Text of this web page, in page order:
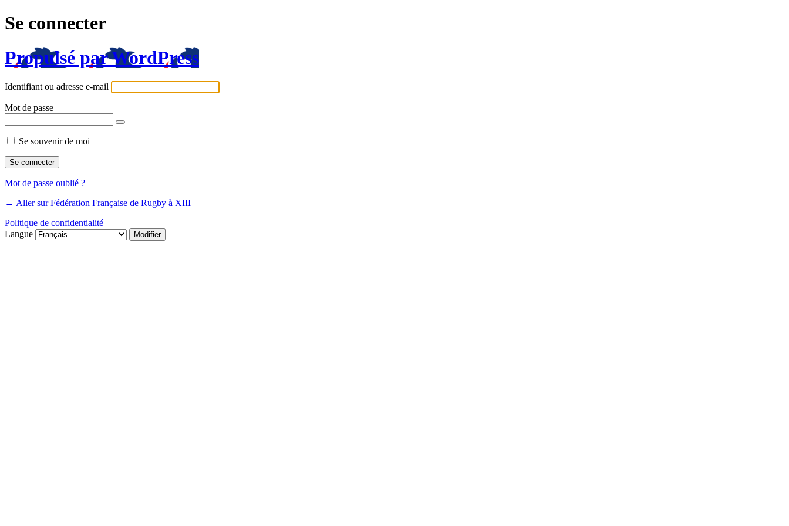
Se connecter
Propulsé par WordPress
Identifiant ou adresse e-mail
Mot de passe
Se souvenir de moi
Mot de passe oublié ?
← Aller sur Fédération Française de Rugby à XIII
Politique de confidentialité
Langue